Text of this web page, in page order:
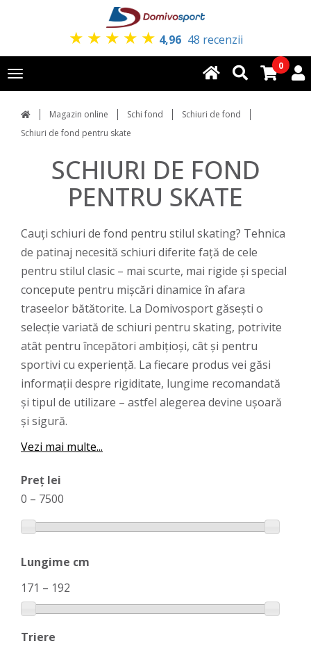
★ ★ ★ ★ ★ 4,96 48 recenzii
Toggle
navigation
0
Magazin online Schi fond
Schiuri de fond
Schiuri de fond pentru skate
SCHIURI DE FOND
PENTRU SKATE
Cauți schiuri de fond pentru stilul skating? Tehnica
de patinaj necesită schiuri diferite față de cele
pentru stilul clasic – mai scurte, mai rigide și special
concepute pentru mișcări dinamice în afara
traseelor bătătorite. La Domivosport găsești o
selecție variată de schiuri pentru skating, potrivite
atât pentru începători ambițioși, cât și pentru
sportivi cu experiență. La fiecare produs vei găsi
informații despre rigiditate, lungime recomandată
și tipul de utilizare – astfel alegerea devine ușoară
și sigură.
Vezi mai multe...
Preț lei
0 – 7500
Lungime cm
171 – 192
Triere